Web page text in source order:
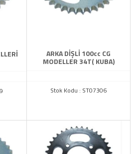
ARKA DİŞLİ 100cc CG
MODELLER 34T( KUBA)
Stok Kodu : ST07306